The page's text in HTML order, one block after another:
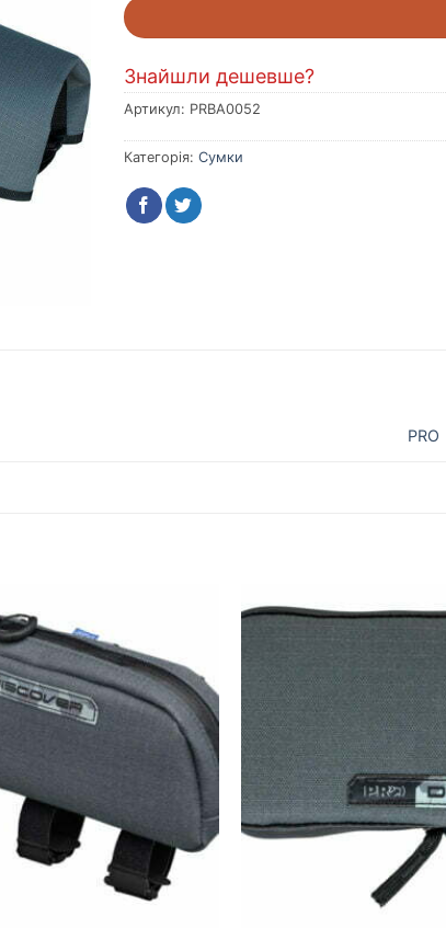
Знайшли дешевше?
Артикул: PRBA0052
Категорія: Сумки
PRO